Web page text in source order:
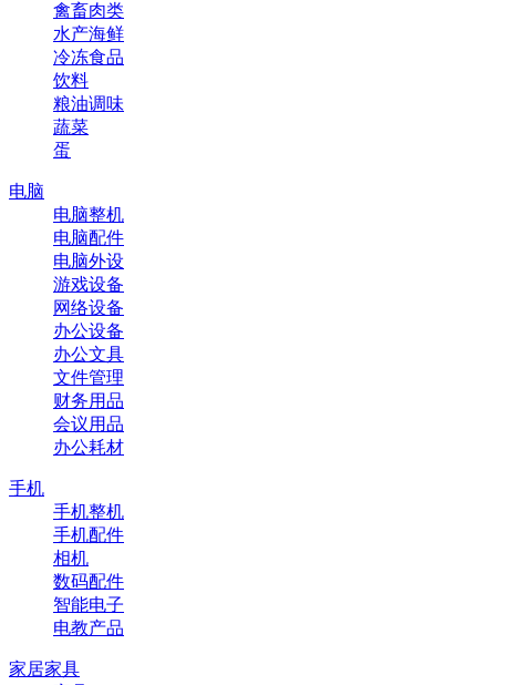
禽畜肉类
水产海鲜
冷冻食品
饮料
粮油调味
蔬菜
蛋
电脑
电脑整机
电脑配件
电脑外设
游戏设备
网络设备
办公设备
办公文具
文件管理
财务用品
会议用品
办公耗材
手机
手机整机
手机配件
相机
数码配件
智能电子
电教产品
家居家具